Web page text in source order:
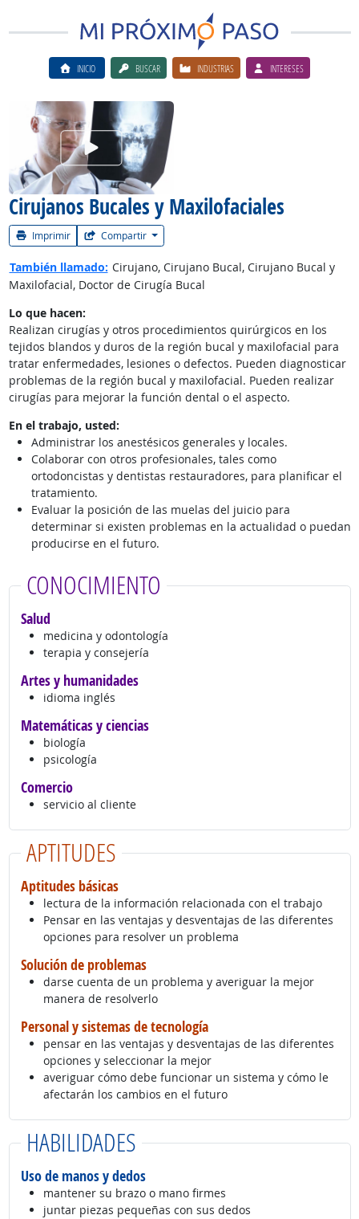
INICIO BUSCAR INDUSTRIAS INTERESES
Cirujanos Bucales y Maxilofaciales
Imprimir Compartir
Ver el vίdeo de la carrera
También llamado: Cirujano, Cirujano Bucal, Cirujano Bucal y
Maxilofacial, Doctor de Cirugía Bucal
Lo que hacen:
Realizan cirugías y otros procedimientos quirúrgicos en los
tejidos blandos y duros de la región bucal y maxilofacial para
tratar enfermedades, lesiones o defectos. Pueden diagnosticar
problemas de la región bucal y maxilofacial. Pueden realizar
cirugías para mejorar la función dental o el aspecto.
En el trabajo, usted:
Administrar los anestésicos generales y locales.
Colaborar con otros profesionales, tales como
ortodoncistas y dentistas restauradores, para planificar el
tratamiento.
Evaluar la posición de las muelas del juicio para
determinar si existen problemas en la actualidad o puedan
producirse en el futuro.
CONOCIMIENTO
Salud
medicina y odontología
terapia y consejería
Artes y humanidades
idioma inglés
Matemáticas y ciencias
biología
psicología
Comercio
servicio al cliente
APTITUDES
Aptitudes básicas
lectura de la información relacionada con el trabajo
Pensar en las ventajas y desventajas de las diferentes
opciones para resolver un problema
Solución de problemas
darse cuenta de un problema y averiguar la mejor
manera de resolverlo
Personal y sistemas de tecnología
pensar en las ventajas y desventajas de las diferentes
opciones y seleccionar la mejor
averiguar cómo debe funcionar un sistema y cómo le
afectarán los cambios en el futuro
HABILIDADES
Uso de manos y dedos
mantener su brazo o mano firmes
juntar piezas pequeñas con sus dedos